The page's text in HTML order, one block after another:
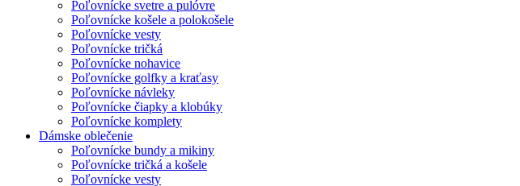
Poľovnícke svetre a pulóvre
Poľovnícke košele a polokošele
Poľovnícke vesty
Poľovnícke tričká
Poľovnícke nohavice
Poľovnícke golfky a kraťasy
Poľovnícke návleky
Poľovnícke čiapky a klobúky
Poľovnícke komplety
Dámske oblečenie
Poľovnícke bundy a mikiny
Poľovnícke tričká a košele
Poľovnícke vesty